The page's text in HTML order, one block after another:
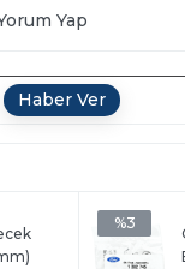
Yap
%3